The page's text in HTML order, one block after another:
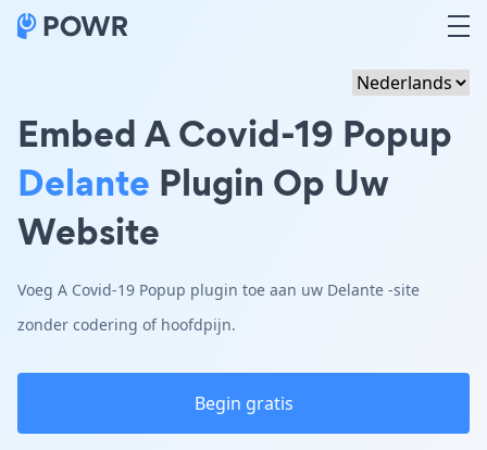
Embed A Covid-19 Popup
Delante Plugin Op Uw
Website
Voeg A Covid-19 Popup plugin toe aan uw Delante -site
zonder codering of hoofdpijn.
Begin gratis